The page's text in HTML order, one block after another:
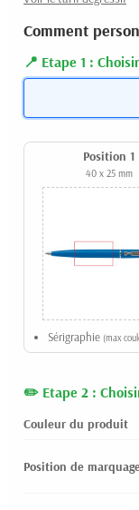
Comment
Etape 1 :
Position 1
40 x 25 mm
Sérigraphie (max
Etape 2 :
Couleur du produit
Position de